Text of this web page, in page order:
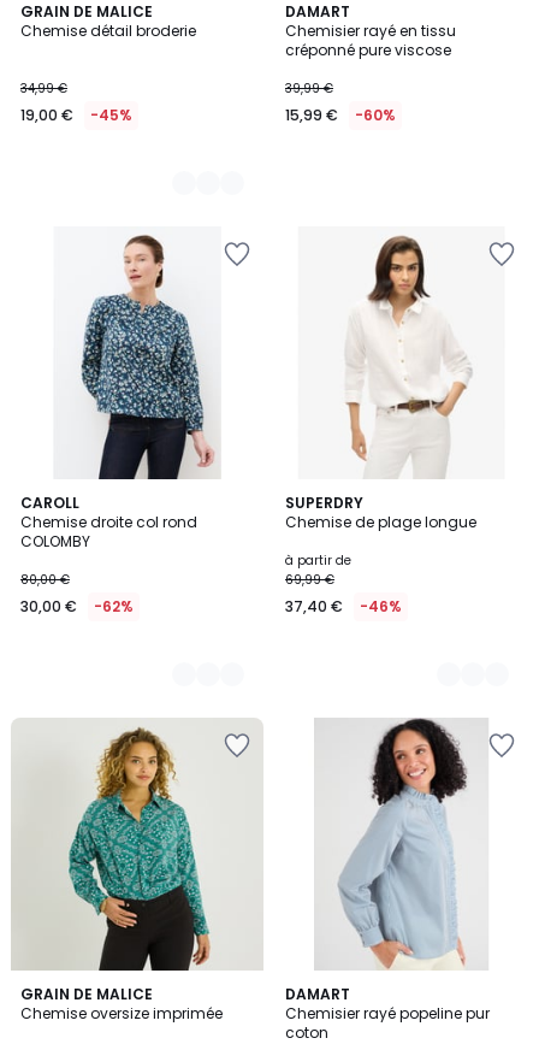
GRAIN DE MALICE
Chemise détail broderie
34,99 €
19,00 € -45%
2
Couleurs
DAMART
Chemisier rayé en tissu
créponné pure viscose
39,99 €
15,99 € -60%
CAROLL
Chemise droite col rond
COLOMBY
80,00 €
30,00 € -62%
2
Couleurs
SUPERDRY
Chemise de plage longue
à partir de
69,99 €
37,40 € -46%
2
Couleurs
GRAIN DE MALICE
Chemise oversize imprimée
DAMART
Chemisier rayé popeline pur
coton
2
Couleurs